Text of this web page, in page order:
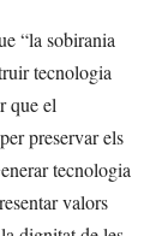
“la sobirania
tecnologia
que el
preservar els
tecnologia
valors